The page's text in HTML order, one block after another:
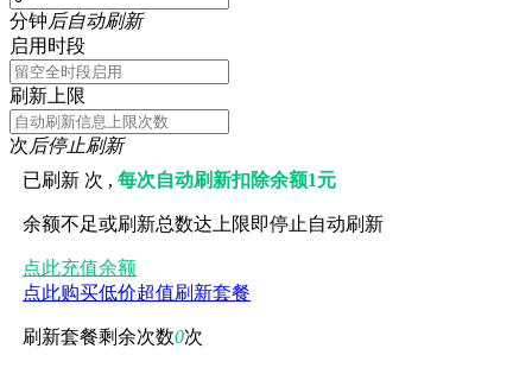
分钟后自动刷新
启用时段
刷新上限
次后停止刷新
已刷新 次 ,每次自动刷新扣除余额1元
余额不足或刷新总数达上限即停止自动刷新
点此充值余额
点此购买低价超值刷新套餐
刷新套餐剩余次数0次